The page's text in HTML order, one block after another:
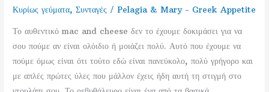
Κυρίως γεύματα,Συνταγές /Pelagia & Mary - Greek Appetite
Το αυθεντικό mac and cheese δεν το έχουμε δοκιμάσει για να
σου πούμε αν είναι ολόιδιο ή μοιάζει πολύ. Αυτό που έχουμε να
πούμε όμως είναι ότι τούτο εδώ είναι πανεύκολο, πολύ γρήγορο και
με απλές πρώτες ύλες που μάλλον έχεις ήδη αυτή τη στιγμή στο